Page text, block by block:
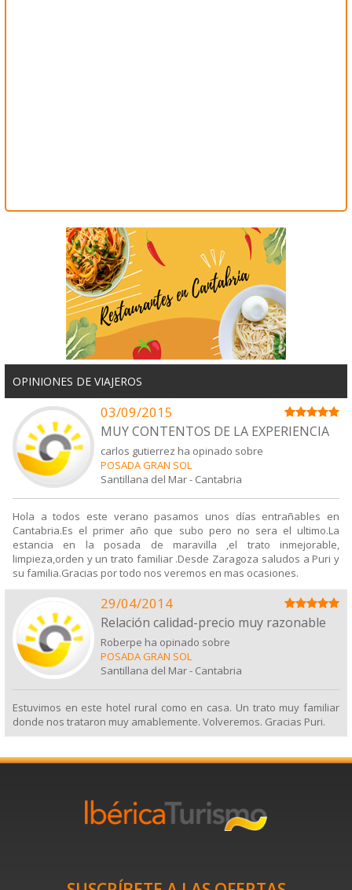
OPINIONES DE VIAJEROS
03/09/2015
MUY CONTENTOS DE LA EXPERIENCIA
carlos gutierrez ha opinado sobre
POSADA GRAN SOL
Santillana del Mar- Cantabria
Hola a todos este verano pasamos unos días entrañables en
Cantabria.Es el primer año que subo pero no sera el ultimo.La
estancia en la posada de maravilla ,el trato inmejorable,
limpieza,orden y un trato familiar .Desde Zaragoza saludos a Puri y
su familia.Gracias por todo nos veremos en mas ocasiones.
29/04/2014
Relación calidad-precio muy razonable
Roberpe ha opinado sobre
POSADA GRAN SOL
Santillana del Mar- Cantabria
Estuvimos en este hotel rural como en casa. Un trato muy familiar
donde nos trataron muy amablemente. Volveremos. Gracias Puri.